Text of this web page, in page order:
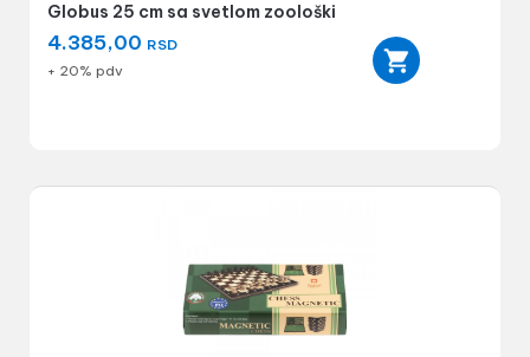
Globus 25 cm sa svetlom zoološki
4.385,00 RSD
+ 20% pdv